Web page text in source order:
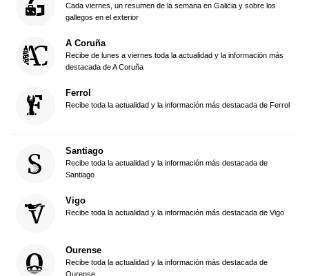
Cada viernes, un resumen de la semana en Galicia y sobre los
gallegos en el exterior
A Coruña
Recibe de lunes a viernes toda la actualidad y la información más
destacada de A Coruña
Ferrol
Recibe toda la actualidad y la información más destacada de Ferrol
Santiago
Recibe toda la actualidad y la información más destacada de
Santiago
Vigo
Recibe toda la actualidad y la información más destacada de Vigo
Ourense
Recibe toda la actualidad y la información más destacada de
Ourense